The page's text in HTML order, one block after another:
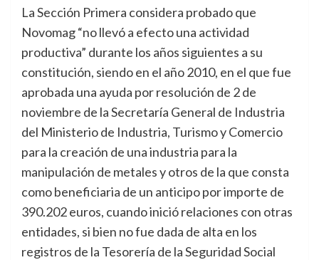
La Sección Primera considera probado que
Novomag “no llevó a efecto una actividad
productiva” durante los años siguientes a su
constitución, siendo en el año 2010, en el que fue
aprobada una ayuda por resolución de 2 de
noviembre de la Secretaría General de Industria
del Ministerio de Industria, Turismo y Comercio
para la creación de una industria para la
manipulación de metales y otros de la que consta
como beneficiaria de un anticipo por importe de
390.202 euros, cuando inició relaciones con otras
entidades, si bien no fue dada de alta en los
registros de la Tesorería de la Seguridad Social